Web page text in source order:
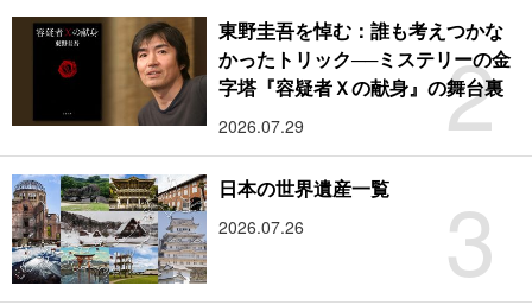
2
東野圭吾を悼む：誰も考えつかな
かったトリック──ミステリーの金
字塔『容疑者Ｘの献身』の舞台裏
2026.07.29
3
日本の世界遺産一覧
2026.07.26